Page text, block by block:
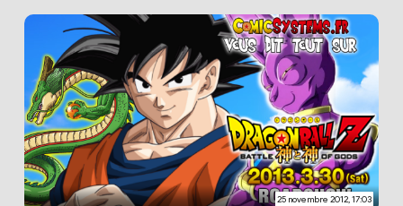
25 novembre 2012, 17:03